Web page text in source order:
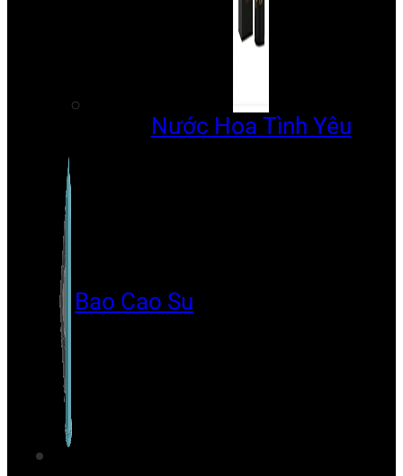
Nước Hoa Tình Yêu
Bao Cao Su